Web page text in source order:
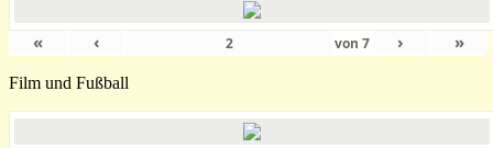
« ‹ von7 › »
Film und Fußball